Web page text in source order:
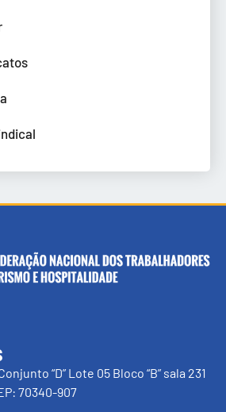
“D” Lote 05 Bloco “B” sala 231
70340-907